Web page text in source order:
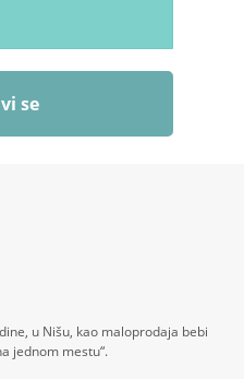
se
u Nišu, kao maloprodaja bebi
jednom mestu“.